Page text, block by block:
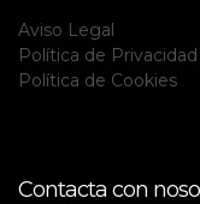
Aviso Legal
Política de Privacidad
Política de Cookies
Contacta con